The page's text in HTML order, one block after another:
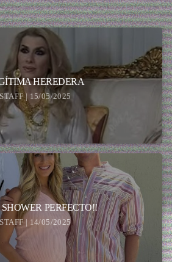
HEREDERA
STAFF | 15/05/2025
PERFECTO!!
STAFF | 14/05/2025